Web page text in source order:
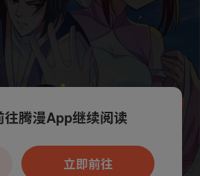
持App阅读，可打开App新用
户7天免费看
往腾漫App继续阅读
立即前往